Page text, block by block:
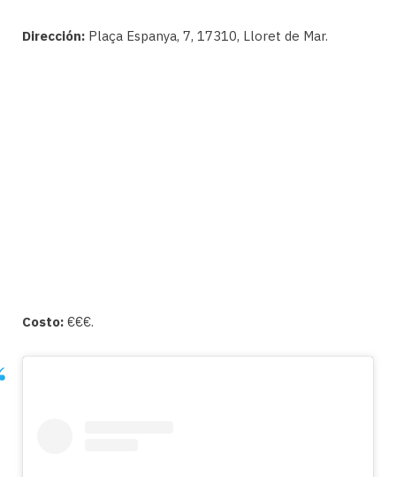
Dirección: Plaça Espanya, 7, 17310, Lloret de Mar.
Costo: €€€.